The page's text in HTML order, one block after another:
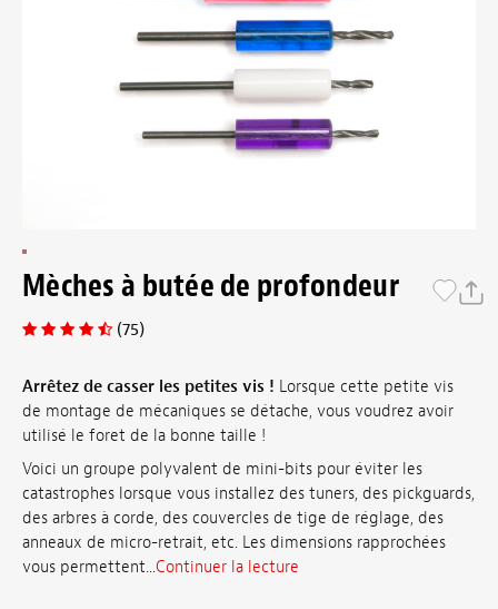
Mèches à butée de profondeur
(75)
Arrêtez de casser les petites vis ! Lorsque cette petite vis
de montage de mécaniques se détache, vous voudrez avoir
utilisé le foret de la bonne taille !
Voici un groupe polyvalent de mini-bits pour éviter les
catastrophes lorsque vous installez des tuners, des pickguards,
des arbres à corde, des couvercles de tige de réglage, des
anneaux de micro-retrait, etc. Les dimensions rapprochées
vous permettent...Continuer la lecture